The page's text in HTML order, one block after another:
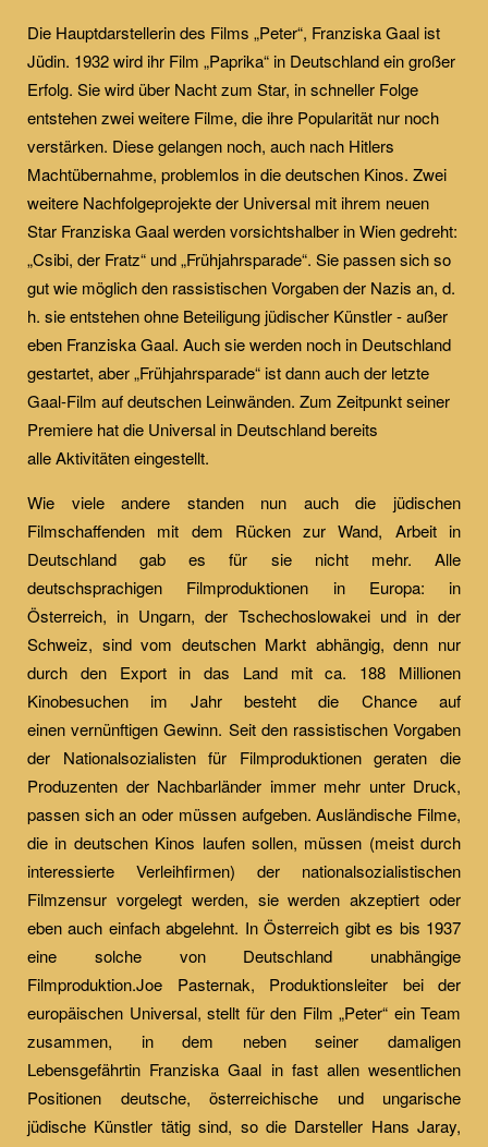
Die Hauptdarstellerin des Films „Peter“, Franziska Gaal ist
Jüdin. 1932 wird ihr Film „Paprika“ in Deutschland ein großer
Erfolg. Sie wird über Nacht zum Star, in schneller Folge
entstehen zwei weitere Filme, die ihre Popularität nur noch
verstärken. Diese gelangen noch, auch nach Hitlers
Machtübernahme, problemlos in die deutschen Kinos. Zwei
weitere Nachfolgeprojekte der Universal mit ihrem neuen
Star Franziska Gaal werden vorsichtshalber in Wien gedreht:
„Csibi, der Fratz“ und „Frühjahrsparade“. Sie passen sich so
gut wie möglich den rassistischen Vorgaben der Nazis an, d.
h. sie entstehen ohne Beteiligung jüdischer Künstler - außer
eben Franziska Gaal. Auch sie werden noch in Deutschland
gestartet, aber „Frühjahrsparade“ ist dann auch der letzte
Gaal-Film auf deutschen Leinwänden. Zum Zeitpunkt seiner
Premiere hat die Universal in Deutschland bereits
alle Aktivitäten eingestellt.
Wie viele andere standen nun auch die jüdischen
Filmschaffenden mit dem Rücken zur Wand, Arbeit in
Deutschland gab es für sie nicht mehr. Alle
deutschsprachigen Filmproduktionen in Europa: in
Österreich, in Ungarn, der Tschechoslowakei und in der
Schweiz, sind vom deutschen Markt abhängig, denn nur
durch den Export in das Land mit ca. 188 Millionen
Kinobesuchen im Jahr besteht die Chance auf
einen vernünftigen Gewinn. Seit den rassistischen Vorgaben
der Nationalsozialisten für Filmproduktionen geraten die
Produzenten der Nachbarländer immer mehr unter Druck,
passen sich an oder müssen aufgeben. Ausländische Filme,
die in deutschen Kinos laufen sollen, müssen (meist durch
interessierte Verleihfirmen) der nationalsozialistischen
Filmzensur vorgelegt werden, sie werden akzeptiert oder
eben auch einfach abgelehnt. In Österreich gibt es bis 1937
eine solche von Deutschland unabhängige
Filmproduktion.Joe Pasternak, Produktionsleiter bei der
europäischen Universal, stellt für den Film „Peter“ ein Team
zusammen, in dem neben seiner damaligen
Lebensgefährtin Franziska Gaal in fast allen wesentlichen
Positionen deutsche, österreichische und ungarische
jüdische Künstler tätig sind, so die Darsteller Hans Jaray,